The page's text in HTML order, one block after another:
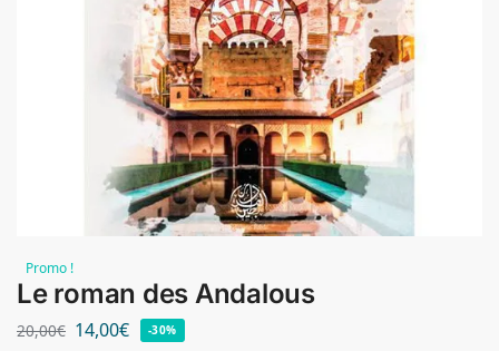
Promo !
Le roman des Andalous
20,00€ 14,00€ -30%